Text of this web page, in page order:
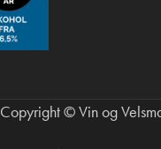
Copyright © Vin og